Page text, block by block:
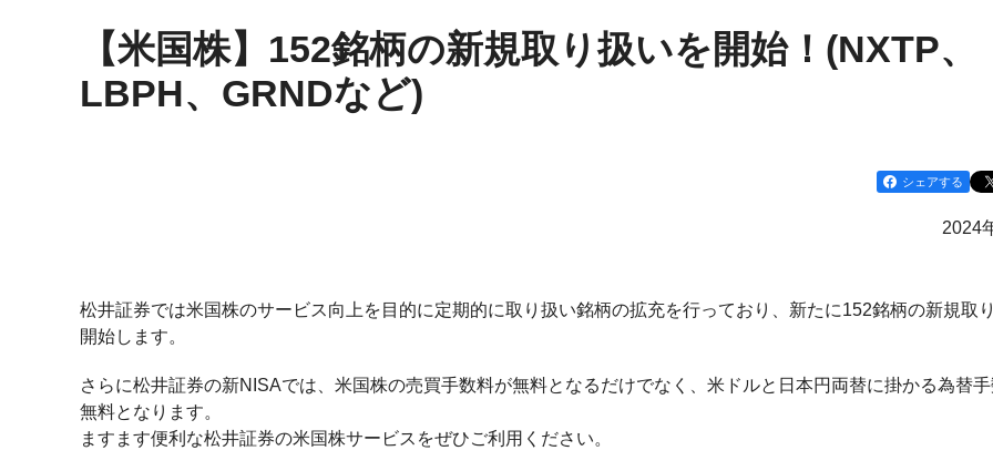
【米国株】152銘柄の新規取り扱いを開始！(NXTP、
LBPH、GRNDなど)
シェアする
2024
松井証券では米国株のサービス向上を目的に定期的に取り扱い銘柄の拡充を行っており、新たに152銘柄の新規取
開始します。
さらに松井証券の新NISAでは、米国株の売買手数料が無料となるだけでなく、米ドルと日本円両替に掛かる為替
無料となります。
ますます便利な松井証券の米国株サービスをぜひご利用ください。